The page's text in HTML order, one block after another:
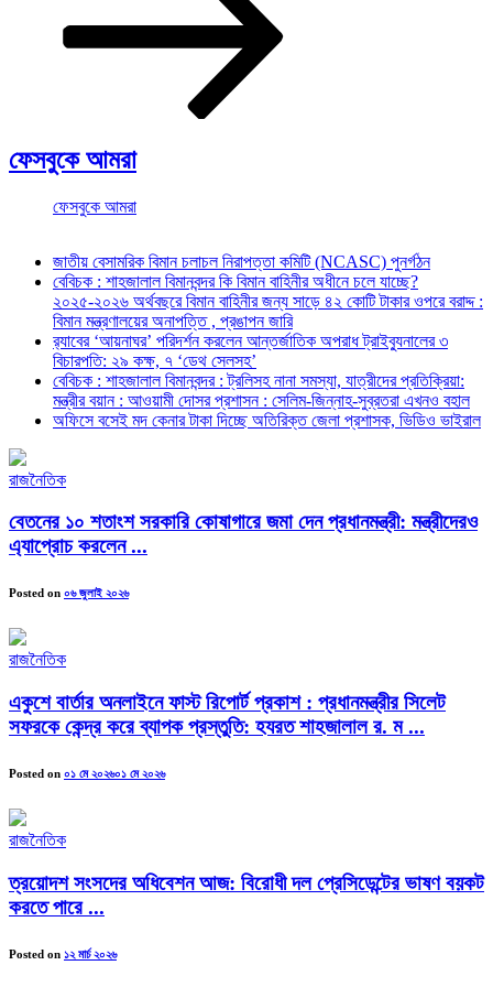
ফেসবুকে আমরা
ফেসবুকে আমরা
জাতীয় বেসামরিক বিমান চলাচল নিরাপত্তা কমিটি (NCASC) পুনর্গঠন
বেবিচক : শাহজালাল বিমানবন্দর কি বিমান বাহিনীর অধীনে চলে যাচ্ছে?
২০২৫-২০২৬ অর্থবছরে বিমান বাহিনীর জন্য সাড়ে ৪২ কোটি টাকার ওপরে বরাদ্দ :
বিমান মন্ত্রণালয়ের অনাপত্তি , প্রঙাপন জারি
র‍্যাবের ‘আয়নাঘর’ পরিদর্শন করলেন আন্তর্জাতিক অপরাধ ট্রাইব্যুনালের ৩
বিচারপতি: ২৯ কক্ষ, ৭ ‘ডেথ সেলসহ’
বেবিচক : শাহজালাল বিমানবন্দর : ট্রলিসহ নানা সমস্যা, যাত্রীদের প্রতিক্রিয়া:
মন্ত্রীর বয়ান : আওয়ামী দোসর প্রশাসন : সেলিম-জিন্নাহ-সুব্রতরা এখনও বহাল
অফিসে বসেই মদ কেনার টাকা দিচ্ছে অতিরিক্ত জেলা প্রশাসক, ভিডিও ভাইরাল
রাজনৈতিক
বেতনের ১০ শতাংশ সরকারি কোষাগারে জমা দেন প্রধানমন্ত্রী: মন্ত্রীদেরও
এ্যাপ্রোচ করলেন ...
Posted on ০৬ জুলাই ২০২৬
রাজনৈতিক
একুশে বার্তার অনলাইনে ফাস্ট রিপোর্ট প্রকাশ : প্রধানমন্ত্রীর সিলেট
সফরকে কেন্দ্র করে ব্যাপক প্রস্তুতি: হযরত শাহজালাল র. ম ...
Posted on ০১ মে ২০২৬০১ মে ২০২৬
রাজনৈতিক
ত্রয়োদশ সংসদের অধিবেশন আজ: বিরোধী দল প্রেসিডেন্টের ভাষণ বয়কট
করতে পারে ...
Posted on ১২ মার্চ ২০২৬